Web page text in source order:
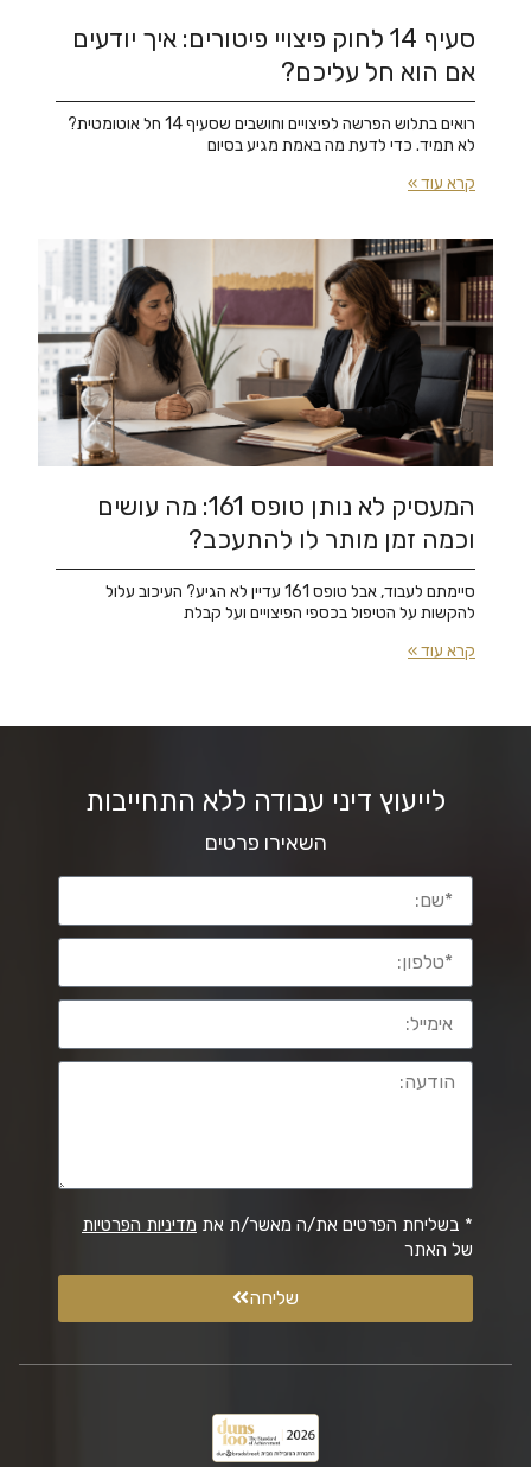
סעיף 14 לחוק פיצויי פיטורים: איך יודעים
אם הוא חל עליכם?
רואים בתלוש הפרשה לפיצויים וחושבים שסעיף 14 חל אוטומטית?
לא תמיד. כדי לדעת מה באמת מגיע בסיום
קרא עוד »
המעסיק לא נותן טופס 161: מה עושים
וכמה זמן מותר לו להתעכב?
סיימתם לעבוד, אבל טופס 161 עדיין לא הגיע? העיכוב עלול
להקשות על הטיפול בכספי הפיצויים ועל קבלת
קרא עוד »
לייעוץ דיני עבודה ללא התחייבות
השאירו פרטים
* בשליחת הפרטים את/ה מאשר/ת את מדיניות הפרטיות
של האתר
שליחה